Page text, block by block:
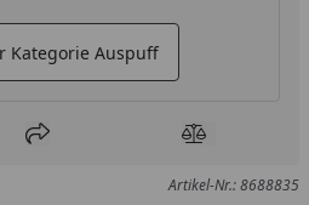
Kategorie Auspuff
hinzufügen
Teilen Produkt
Artikel-Nr.: 8688835